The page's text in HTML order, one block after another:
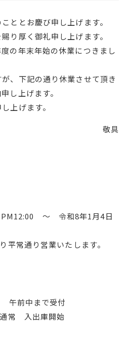
ととお慶び申し上げます。
り厚く御礼申し上げます。
の年末年始の休業につきまし
、下記の通り休業させて頂き
し上げます。
上げます。
敬具
PM12:00 ～ 令和8年1月4日
平常通り営業いたします。
午前中まで受付
常 入出庫開始